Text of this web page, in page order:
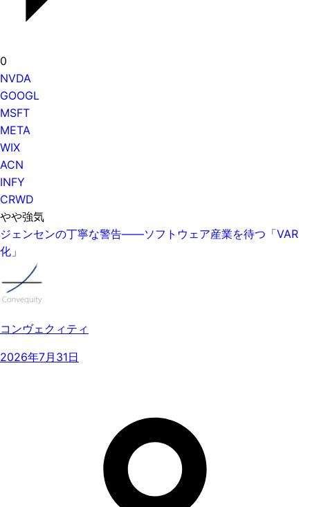
0
NVDA
GOOGL
MSFT
META
WIX
ACN
INFY
CRWD
やや強気
ジェンセンの丁寧な警告——ソフトウェア産業を待つ「VAR
化」
コンヴェクィティ
2026年7月31日